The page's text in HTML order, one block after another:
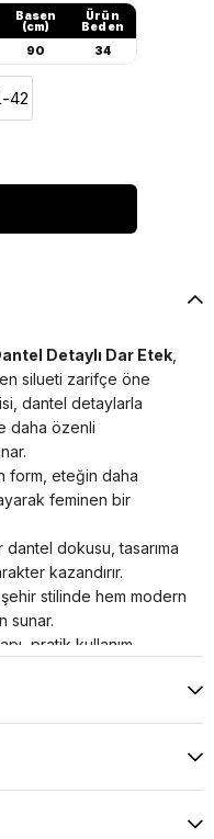
Basen
(cm)
Ürün
Beden
90 34
42
Detaylı Dar Etek
silueti zarifçe öne
dantel detaylarla
daha özenli
form, eteğin daha
feminen bir
dantel dokusu, tasarıma
kazandırır.
stilinde hem modern
sunar.
pratik kullanım
eteğe daha hafif
CV — Dantel: %100